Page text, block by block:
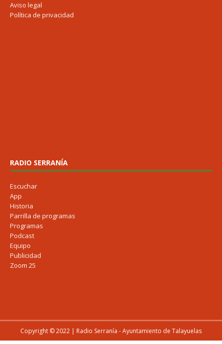
Aviso legal
Política de privacidad
RADIO SERRANÍA
Escuchar
App
Historia
Parrilla de programas
Programas
Podcast
Equipo
Publicidad
Zoom 25
Copyright © 2022 | Radio Serranía - Ayuntamiento de Talayuelas